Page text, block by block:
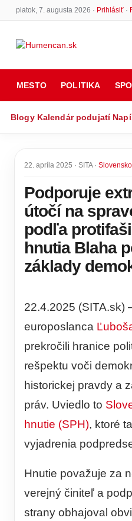
piatok, 7. augusta 2026 · Prihlásiť·
MESTO POLITIKA
Blogy Kalendár podujatí
22. apríla 2025 · SITA · Slovensko
Podporuje
útočí na
podľa
hnutia Blaha
základy
22.4.2025 (SITA.sk)
europoslanca
prekročili hranice
rešpektu voči
historickej pravdy a
práv. Uviedlo to
hnutie (SPH), ktoré
vyjadrenia
Hnutie považuje za
verejný činiteľ a
strany obhajoval